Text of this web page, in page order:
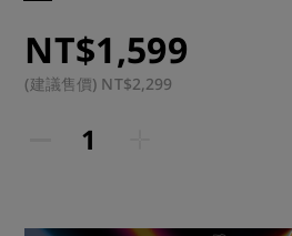
運送方式：超商 or 宅配
預計到貨時間：2026年10月(10月
NT$1,599
(建議售價) NT$2,299